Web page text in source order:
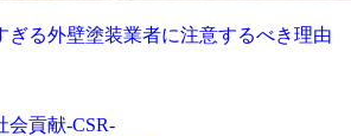
ぎる外壁塗装業者に注意するべき理由
会貢献-CSR-